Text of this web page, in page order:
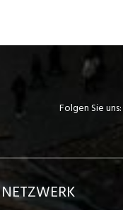
Folgen Sie uns
NETZWERK